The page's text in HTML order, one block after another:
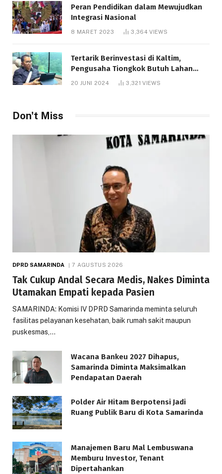
Peran Pendidikan dalam Mewujudkan
Integrasi Nasional
8 MARET 2023 3,364VIEWS
Tertarik Berinvestasi di Kaltim,
Pengusaha Tiongkok Butuh Lahan
1.000 Hektare
20 JUNI 2024 3,321VIEWS
Don't Miss
DPRD SAMARINDA 7 AGUSTUS 2026
Tak Cukup Andal Secara Medis, Nakes Diminta
Utamakan Empati kepada Pasien
SAMARINDA: Komisi IV DPRD Samarinda meminta seluruh
fasilitas pelayanan kesehatan, baik rumah sakit maupun
puskesmas,…
Wacana Bankeu 2027 Dihapus,
Samarinda Diminta Maksimalkan
Pendapatan Daerah
Polder Air Hitam Berpotensi Jadi
Ruang Publik Baru di Kota Samarinda
Manajemen Baru Mal Lembuswana
Memburu Investor, Tenant
Dipertahankan